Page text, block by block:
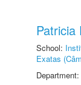
Patricia
School:
Exatas
Department: